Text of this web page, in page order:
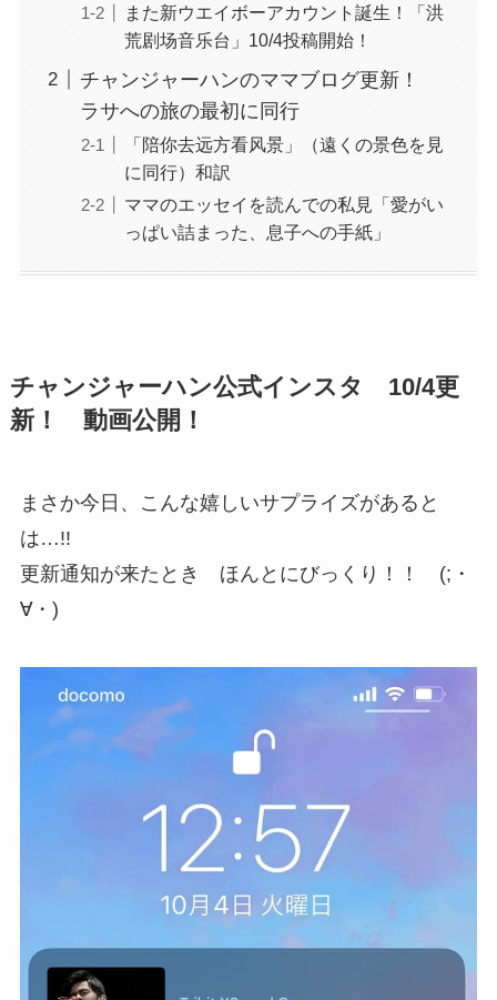
また新ウエイボーアカウント誕生！「洪
荒剧场音乐台」10/4投稿開始！
チャンジャーハンのママブログ更新！
ラサへの旅の最初に同行
「陪你去远方看风景」（遠くの景色を見
に同行）和訳
ママのエッセイを読んでの私見「愛がい
っぱい詰まった、息子への手紙」
チャンジャーハン公式インスタ 10/4更
新！ 動画公開！
まさか今日、こんな嬉しいサプライズがあると
は…!!
更新通知が来たとき ほんとにびっくり！！ (;・
∀・)